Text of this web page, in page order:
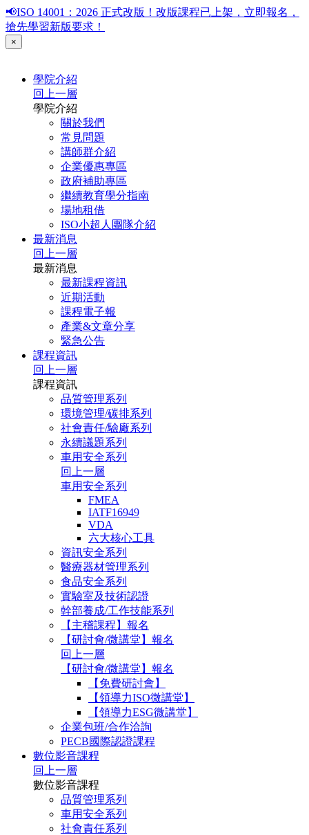
📢ISO 14001：2026 正式改版！改版課程已上架，立即報名，
搶先學習新版要求！
×
學院介紹
回上一層
學院介紹
關於我們
常見問題
講師群介紹
企業優惠專區
政府補助專區
繼續教育學分指南
場地租借
ISO小超人團隊介紹
最新消息
回上一層
最新消息
最新課程資訊
近期活動
課程電子報
產業&文章分享
緊急公告
課程資訊
回上一層
課程資訊
品質管理系列
環境管理/碳排系列
社會責任/驗廠系列
永續議題系列
車用安全系列
回上一層
車用安全系列
FMEA
IATF16949
VDA
六大核心工具
資訊安全系列
醫療器材管理系列
食品安全系列
實驗室及技術認證
幹部養成/工作技能系列
【主稽課程】報名
【研討會/微講堂】報名
回上一層
【研討會/微講堂】報名
【免費研討會】
【領導力ISO微講堂】
【領導力ESG微講堂】
企業包班/合作洽詢
PECB國際認證課程
數位影音課程
回上一層
數位影音課程
品質管理系列
車用安全系列
社會責任系列